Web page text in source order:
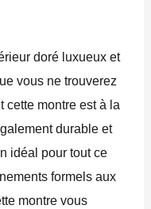
doré luxueux et
vous ne trouverez
cette montre est à la
durable et
idéal pour tout ce
formels aux
montre vous